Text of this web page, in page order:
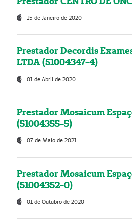
15 de Janeiro de 2020
Prestador Decordis
LTDA (51004347-4)
01 de Abril de 2020
Prestador Mosaicum
(51004355-5)
07 de Maio de 2021
Prestador Mosaicum
(51004352-0)
01 de Outubro de 2020